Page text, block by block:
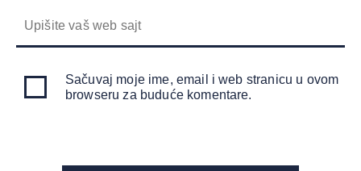
Sačuvaj moje ime, email i web stranicu u ovom
browseru za buduće komentare.